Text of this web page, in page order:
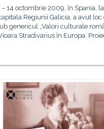
– 14 octombrie 2009, în Spania,
Regiunii Galicia, a avut loc
genericul „Valori culturale
Stradivarius în Europa.